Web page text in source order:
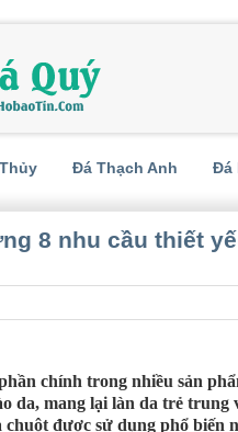
Đá Thạch Anh Đá
8 nhu cầu thiết
chính trong nhiều sản
da, mang lại làn da trẻ
được sử dụng phổ biến